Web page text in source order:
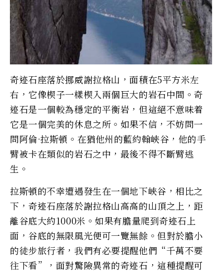
奇迹石座落於挪威謝拉格山，面積在5平方米左
右，它像楔子一樣楔入兩個巨大的岩石中間。奇
迹石是一個較為穩定的平衡岩，但這絕不意味着
它是一個完美的休息之所。如果不信，不妨問一
問阿倫·拉斯頓。在猶他州的藍約翰峽谷，他的手
臂被卡在類似的岩石之中，最後不得不斷臂逃
生。
拉斯頓的不幸遭遇發生在一個地下峽谷，相比之
下，奇迹石座落於謝拉格山高高的山頂之上，距
離谷底大約1000米。如果有膽量爬到奇迹石上
面，谷底的無限風光便可一覽無餘。但對於膽小
的徒步旅行者，我們有必要提醒他們“千萬不要
往下看”，面對驚險異常的奇迹石，這種提醒可